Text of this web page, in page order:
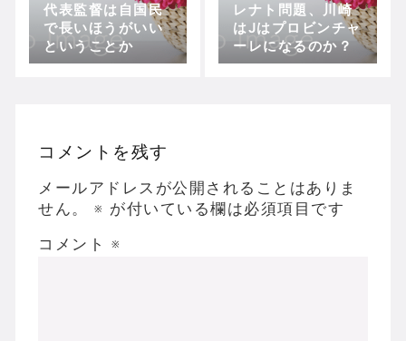
代表監督は自国民
で長いほうがいい
ということか
レナト問題、川崎
はJはプロビンチャ
ーレになるのか？
コメントを残す
メールアドレスが公開されることはありま
せん。
※ が付いている欄は必須項目です
コメント ※